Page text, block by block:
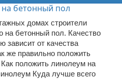
домах строители
бетонный пол. Качество
зависит от качества
же правильно положить
положить линолеум на
Куда лучше всего